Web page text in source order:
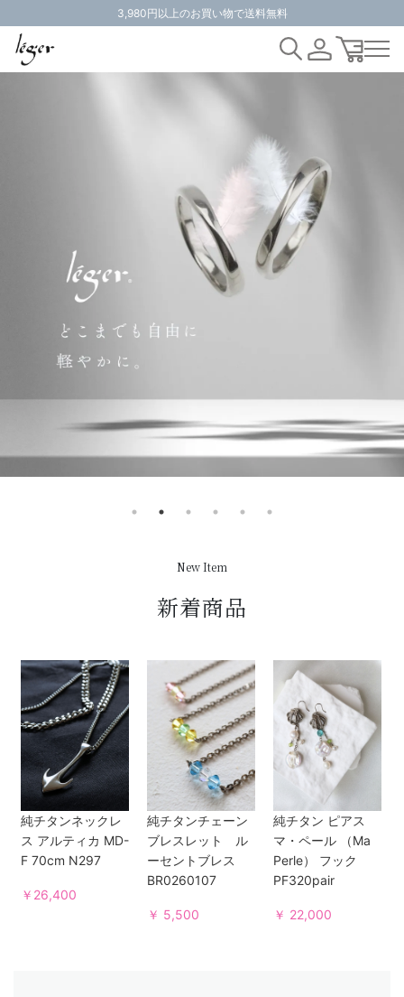
3,980円以上のお買い物で送料無料
New Item
新着商品
純チタンネックレ
ス アルティカ MD-
F 70cm N297
￥26,400
純チタンチェーン
ブレスレット ル
ーセントブレス
BR0260107
￥ 5,500
純チタン ピアス
マ・ペール （Ma
Perle） フック
PF320pair
￥ 22,000